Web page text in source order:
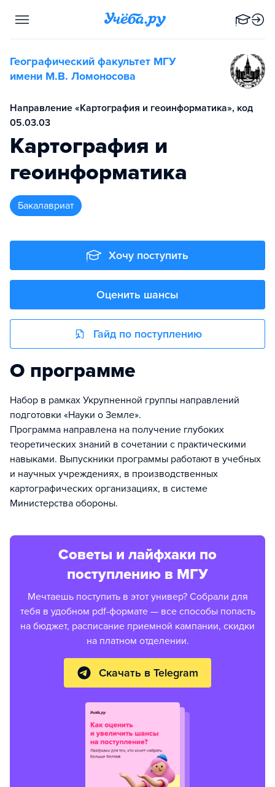
Географический факультет МГУ
имени М.В. Ломоносова
Направление «Картография и геоинформатика», код
05.03.03
Картография и
геоинформатика
бакалавриат
Хочу поступить
Оценить шансы
Гайд по поступлению
О программе
Набор в рамках Укрупненной группы направлений
подготовки «Науки о Земле».
Программа направлена на получение глубоких
теоретических знаний в сочетании с практическими
навыками. Выпускники программы работают в учебных
и научных учреждениях, в производственных
картографических организациях, в системе
Министерства обороны.
Советы и лайфхаки по
поступлению в МГУ
Мечтаешь поступить в этот универ? Собрали для
тебя в удобном pdf-формате — все способы попасть
на бюджет, расписание приемной кампании, скидки
на платном отделении.
Скачать в Telegram